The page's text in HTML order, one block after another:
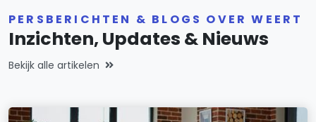
PERSBERICHTEN & BLOGS OVER WEERT
Inzichten, Updates & Nieuws
Bekijk alle artikelen